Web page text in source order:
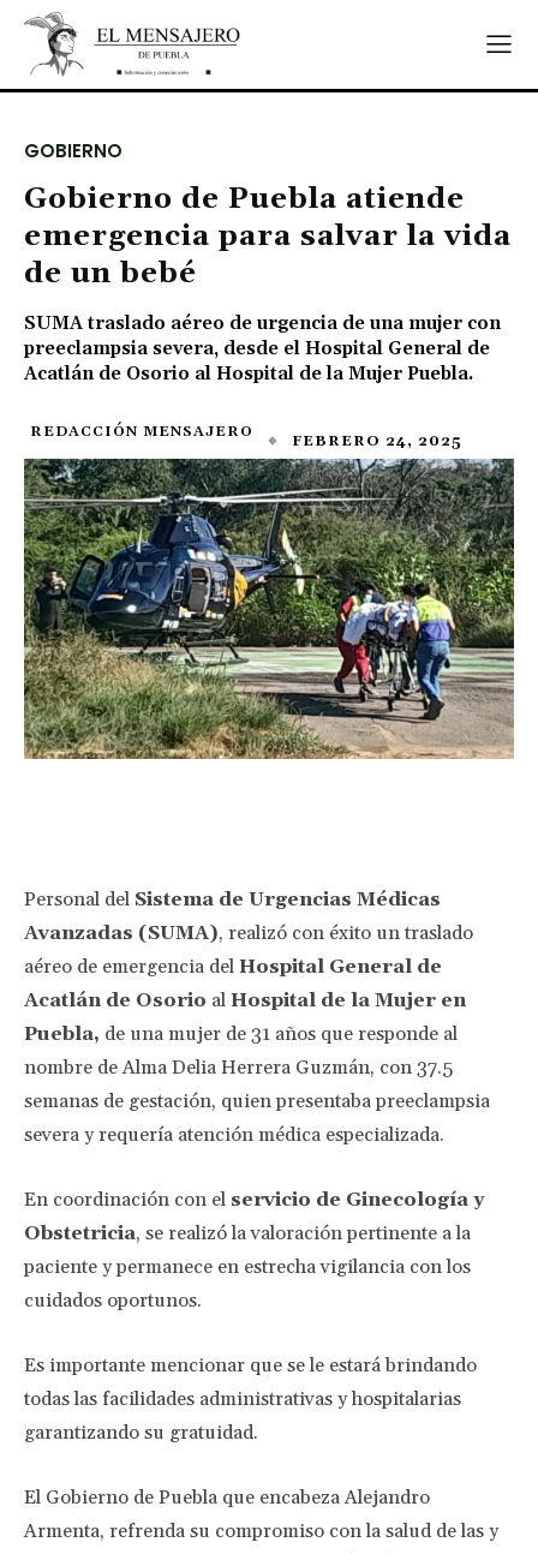
GOBIERNO
Gobierno de Puebla atiende
emergencia para salvar la vida
de un bebé
SUMA traslado aéreo de urgencia de una mujer con
preeclampsia severa, desde el Hospital General de
Acatlán de Osorio al Hospital de la Mujer Puebla.
REDACCIÓN MENSAJERO FEBRERO 24, 2025
Personal del Sistema de Urgencias Médicas
Avanzadas (SUMA), realizó con éxito un traslado
aéreo de emergencia del Hospital General de
Acatlán de Osorio al Hospital de la Mujer en
Puebla, de una mujer de 31 años que responde al
nombre de Alma Delia Herrera Guzmán, con 37.5
semanas de gestación, quien presentaba preeclampsia
severa y requería atención médica especializada.
En coordinación con el servicio de Ginecología y
Obstetricia, se realizó la valoración pertinente a la
paciente y permanece en estrecha vigilancia con los
cuidados oportunos.
Es importante mencionar que se le estará brindando
todas las facilidades administrativas y hospitalarias
garantizando su gratuidad.
El Gobierno de Puebla que encabeza Alejandro
Armenta, refrenda su compromiso con la salud de las y